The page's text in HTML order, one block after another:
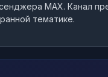
MAX. Канал
тематике.